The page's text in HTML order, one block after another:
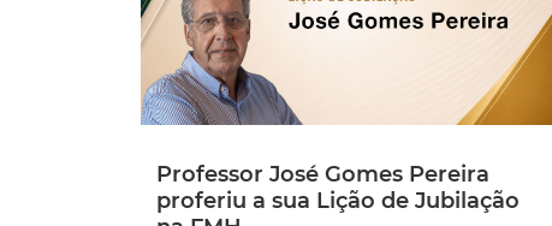
Professor José Gomes Pereira
proferiu a sua Lição de Jubilação